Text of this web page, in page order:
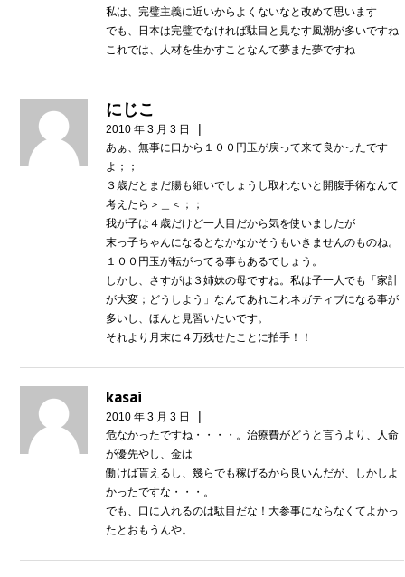
私は、完璧主義に近いからよくないなと改めて思います
でも、日本は完璧でなければ駄目と見なす風潮が多いですね
これでは、人材を生かすことなんて夢また夢ですね
にじこ
2010 年 3 月 3 日 |
あぁ、無事に口から１００円玉が戻って来て良かったです
よ；；
３歳だとまだ腸も細いでしょうし取れないと開腹手術なんて
考えたら＞＿＜；；
我が子は４歳だけど一人目だから気を使いましたが
末っ子ちゃんになるとなかなかそうもいきませんのものね。
１００円玉が転がってる事もあるでしょう。
しかし、さすがは３姉妹の母ですね。私は子一人でも「家計
が大変；どうしよう」なんてあれこれネガティブになる事が
多いし、ほんと見習いたいです。
それより月末に４万残せたことに拍手！！
kasai
2010 年 3 月 3 日 |
危なかったですね・・・・。治療費がどうと言うより、人命
が優先やし、金は
働けば貰えるし、幾らでも稼げるから良いんだが、しかしよ
かったですな・・・。
でも、口に入れるのは駄目だな！大参事にならなくてよかっ
たとおもうんや。